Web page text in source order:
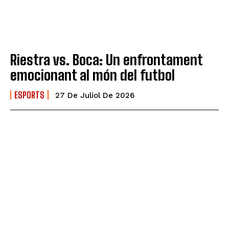
Riestra vs. Boca: Un enfrontament
emocionant al món del futbol
ESPORTS 27 De Juliol De 2026